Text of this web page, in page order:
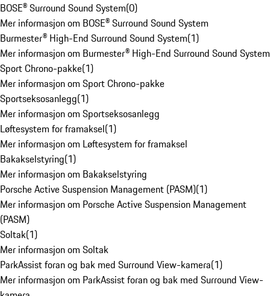
BOSE® Surround Sound System(0)
Mer informasjon om BOSE® Surround Sound System
Burmester® High-End Surround Sound System(1)
Mer informasjon om Burmester® High-End Surround Sound System
Sport Chrono-pakke(1)
Mer informasjon om Sport Chrono-pakke
Sportseksosanlegg(1)
Mer informasjon om Sportseksosanlegg
Løftesystem for framaksel(1)
Mer informasjon om Løftesystem for framaksel
Bakakselstyring(1)
Mer informasjon om Bakakselstyring
Porsche Active Suspension Management (PASM)(1)
Mer informasjon om Porsche Active Suspension Management
(PASM)
Soltak(1)
Mer informasjon om Soltak
ParkAssist foran og bak med Surround View-kamera(1)
Mer informasjon om ParkAssist foran og bak med Surround View-